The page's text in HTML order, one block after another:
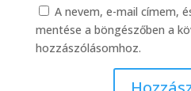
A nevem, e-mail címem,
mentése a böngészőben a
hozzászólásomhoz.